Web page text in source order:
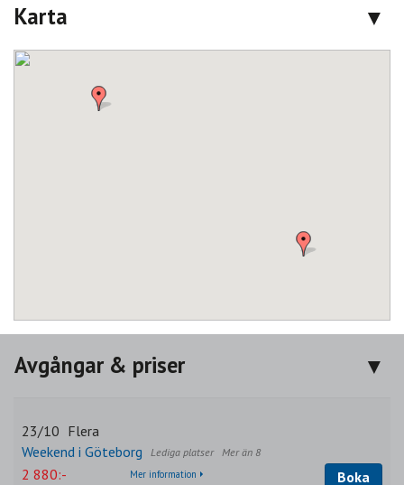
Karta
Avgångar & priser
23/10 Flera
Weekend i Göteborg
Mer än 8
2 880:- Boka
Mer information